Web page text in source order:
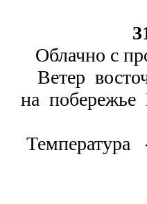
Облачно с
Ветер
на побережье
Температура